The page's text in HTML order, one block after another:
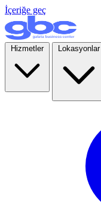
İçeriğe geç
Hizmetler Lokasyonlar